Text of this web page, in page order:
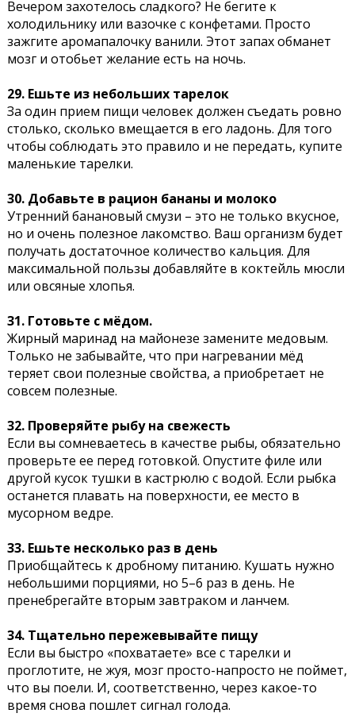
Вечером захотелось сладкого? Не бегите к
холодильнику или вазочке с конфетами. Просто
зажгите аромапалочку ванили. Этот запах обманет
мозг и отобьет желание есть на ночь.
29. Ешьте из небольших тарелок
За один прием пищи человек должен съедать ровно
столько, сколько вмещается в его ладонь. Для того
чтобы соблюдать это правило и не передать, купите
маленькие тарелки.
30. Добавьте в рацион бананы и молоко
Утренний банановый смузи – это не только вкусное,
но и очень полезное лакомство. Ваш организм будет
получать достаточное количество кальция. Для
максимальной пользы добавляйте в коктейль мюсли
или овсяные хлопья.
31. Готовьте с мёдом.
Жирный маринад на майонезе замените медовым.
Только не забывайте, что при нагревании мёд
теряет свои полезные свойства, а приобретает не
совсем полезные.
32. Проверяйте рыбу на свежесть
Если вы сомневаетесь в качестве рыбы, обязательно
проверьте ее перед готовкой. Опустите филе или
другой кусок тушки в кастрюлю с водой. Если рыбка
останется плавать на поверхности, ее место в
мусорном ведре.
33. Ешьте несколько раз в день
Приобщайтесь к дробному питанию. Кушать нужно
небольшими порциями, но 5–6 раз в день. Не
пренебрегайте вторым завтраком и ланчем.
34. Тщательно пережевывайте пищу
Если вы быстро «похватаете» все с тарелки и
проглотите, не жуя, мозг просто-напросто не поймет,
что вы поели. И, соответственно, через какое-то
время снова пошлет сигнал голода.